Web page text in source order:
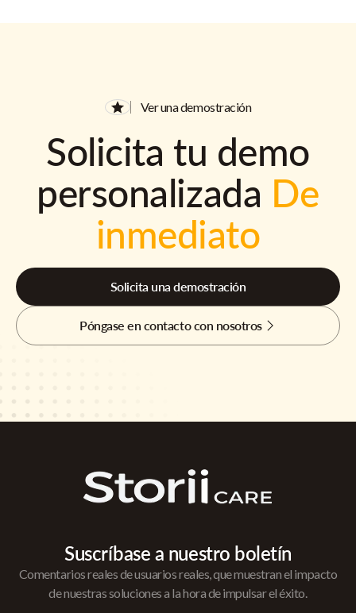
Ver una demostración
Solicita tu demo
personalizada De
inmediato
Solicita una demostración
Póngase en contacto con nosotros
Suscríbase a nuestro boletín
Comentarios reales de usuarios reales, que muestran el impacto
de nuestras soluciones a la hora de impulsar el éxito.